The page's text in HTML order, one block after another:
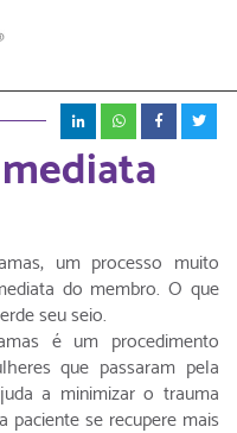
um processo muito
do membro. O que
seu seio.
é um procedimento
que passaram pela
a minimizar o trauma
paciente se recupere mais